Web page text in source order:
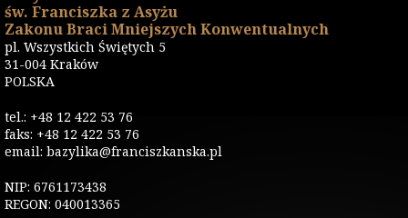
św. Franciszka z Asyżu
Zakonu Braci Mniejszych Konwentualnych
pl. Wszystkich Świętych 5
31-004 Kraków
POLSKA
tel.: +48 12 422 53 76
faks: +48 12 422 53 76
email: bazylika@franciszkanska.pl
NIP: 6761173438
REGON: 040013365